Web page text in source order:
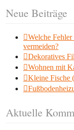
Neue Beiträge
Welche
vermeiden?
Dekoratives
Wohnen mit
Kleine Fische
Aktuelle